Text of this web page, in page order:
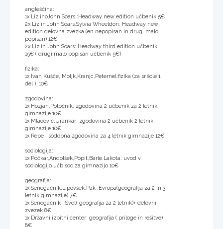
angleščina:
1x Liz inoJohn Soars :Headway new edition učbenik 5€
2x Liz in John Soars,Sylvia Wheeldon: Headway new
edition delovna zvezka (en nepopisan in drug malo
popisan) 12€
2x Liz in John Soars: Headway third edition učbenik
15€ ( drugi malo popisan učbenik 5€)
fizika:
1x Ivan Kušče, Moljk,Kranjc,Peternel:fizika (za sr.šole 1
del ) 10€
zgodovina:
1x Hozjan,Potočnik: zgodovina 2 učbenik za 2 letnik
gimnazije 10€
1x Mlacović,Urankar: zgodovina 2 učbenik 2 letnik
gimnazije 10€
1x Repe : sodobna zgodovina za 4 letnik gimnazije 12€
sociologija:
1x Počkar,Andolšek,Popit,Barle Lakota: uvod v
sociologijo učb.soc.za gimnazijo 10€
geografija:
1x Senegačnik,Lipovšek,Pak :Evropa(geografija za 2 in 3
letnik gimnazije) 7€
1x Senegačnik : Svet( geografija za 2 letnik)+ delovni
zvezek 8€
1x Državni izpitni center: geografija ( priloge in rešitve)
8€